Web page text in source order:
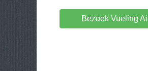
Bezoek Vueling